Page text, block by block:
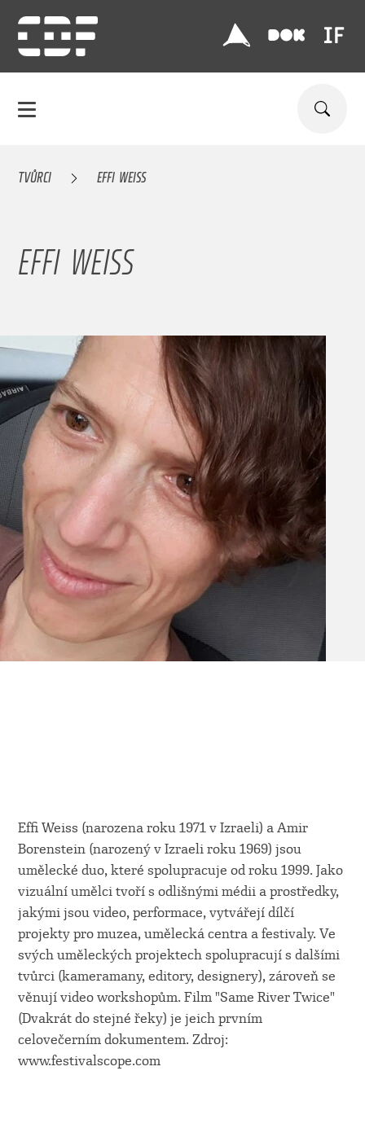
TVŮRCI EFFI WEISS
EFFI WEISS
Effi Weiss (narozena roku 1971 v Izraeli) a Amir
Borenstein (narozený v Izraeli roku 1969) jsou
umělecké duo, které spolupracuje od roku 1999. Jako
vizuální umělci tvoří s odlišnými médii a prostředky,
jakými jsou video, performace, vytvářejí dílčí
projekty pro muzea, umělecká centra a festivaly. Ve
svých uměleckých projektech spolupracují s dalšími
tvůrci (kameramany, editory, designery), zároveň se
věnují video workshopům. Film "Same River Twice"
(Dvakrát do stejné řeky) je jeich prvním
celovečerním dokumentem. Zdroj:
www.festivalscope.com